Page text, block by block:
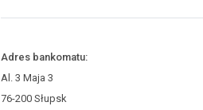
Adres bankomatu:
Al. 3 Maja 3
76-200 Słupsk